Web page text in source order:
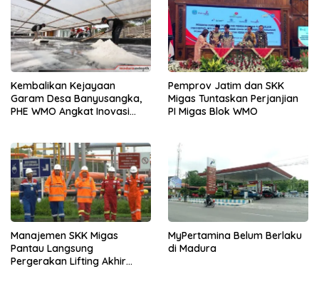
Kembalikan Kejayaan
Garam Desa Banyusangka,
PHE WMO Angkat Inovasi
Pemprov Jatim dan SKK
Migas Tuntaskan Perjanjian
PI Migas Blok WMO
Manajemen SKK Migas
Pantau Langsung
Pergerakan Lifting Akhir
MyPertamina Belum Berlaku
di Madura